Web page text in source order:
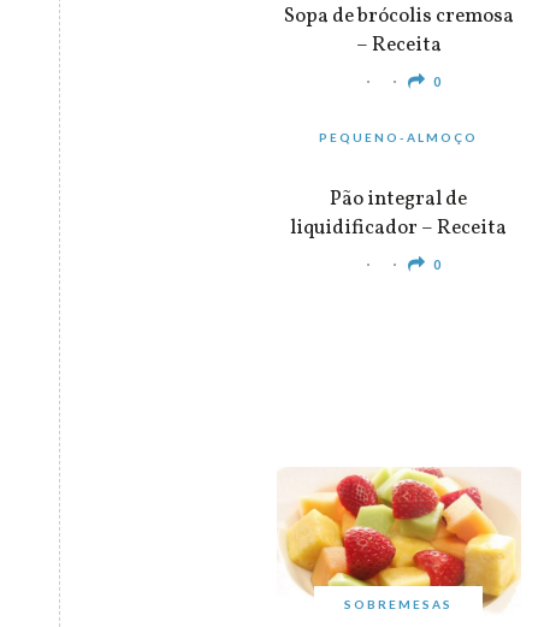
Sopa de brócolis cremosa
– Receita
0
PEQUENO-ALMOÇO
Pão integral de
liquidificador – Receita
0
SOBREMESAS